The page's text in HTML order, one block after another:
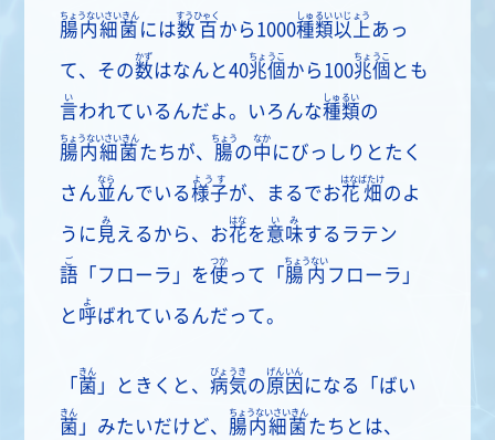
腸内細菌
ちょうないさいきん
には数百
すうひゃく
から1000種類以上
しゅるいいじょう
あっ
て、その数
かず
はなんと40兆個
ちょうこ
から100兆個
ちょうこ
とも
言
い
われているんだよ。いろんな種類
しゅるい
の
腸内細菌
ちょうないさいきん
たちが、 腸
ちょう
の中
なか
にびっしりとたく
さん並
なら
んでいる様子
ようす
が、まるでお花畑
はなばたけ
のよ
うに 見
み
えるから、お花
はな
を意味
いみ
するラテン
語
ご
「フローラ」を使
つか
って「 腸内
ちょうない
フローラ」
と 呼
よ
ばれているんだって。
「 菌
きん
」ときくと、 病気
びょうき
の原因
げんいん
になる「ばい
菌
きん
」みたいだけど、 腸内細菌
ちょうないさいきん
たちとは、